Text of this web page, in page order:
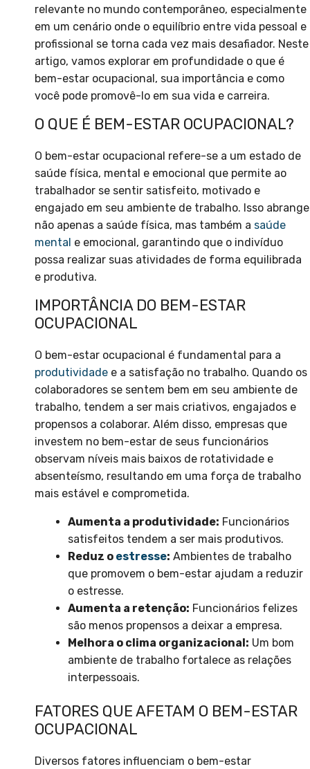
relevante no mundo contemporâneo, especialmente
em um cenário onde o equilíbrio entre vida pessoal e
profissional se torna cada vez mais desafiador. Neste
artigo, vamos explorar em profundidade o que é
bem-estar ocupacional, sua importância e como
você pode promovê-lo em sua vida e carreira.
O QUE É BEM-ESTAR OCUPACIONAL?
O bem-estar ocupacional refere-se a um estado de
saúde física, mental e emocional que permite ao
trabalhador se sentir satisfeito, motivado e
engajado em seu ambiente de trabalho. Isso abrange
não apenas a saúde física, mas também a saúde
mental e emocional, garantindo que o indivíduo
possa realizar suas atividades de forma equilibrada
e produtiva.
IMPORTÂNCIA DO BEM-ESTAR
OCUPACIONAL
O bem-estar ocupacional é fundamental para a
produtividade e a satisfação no trabalho. Quando os
colaboradores se sentem bem em seu ambiente de
trabalho, tendem a ser mais criativos, engajados e
propensos a colaborar. Além disso, empresas que
investem no bem-estar de seus funcionários
observam níveis mais baixos de rotatividade e
absenteísmo, resultando em uma força de trabalho
mais estável e comprometida.
Aumenta a produtividade: Funcionários
satisfeitos tendem a ser mais produtivos.
Reduz o estresse: Ambientes de trabalho
que promovem o bem-estar ajudam a reduzir
o estresse.
Aumenta a retenção: Funcionários felizes
são menos propensos a deixar a empresa.
Melhora o clima organizacional: Um bom
ambiente de trabalho fortalece as relações
interpessoais.
FATORES QUE AFETAM O BEM-ESTAR
OCUPACIONAL
Diversos fatores influenciam o bem-estar